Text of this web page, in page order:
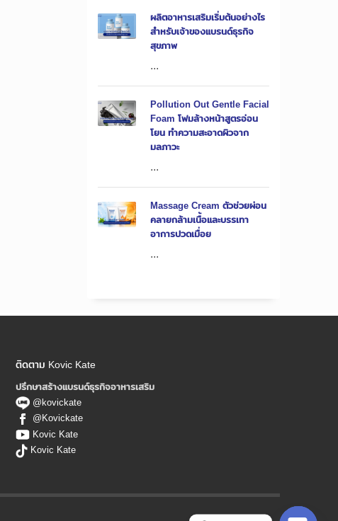
ผลิตอาหารเสริมเริ่มต้นอย่างไร
สำหรับเจ้าของแบรนด์ธุรกิจ
สุขภาพ
...
Pollution Out Gentle Facial
Foam โฟมล้างหน้าสูตรอ่อน
โยน ทำความสะอาดผิวจาก
มลภาวะ
...
Massage Cream ตัวช่วยผ่อน
คลายกล้ามเนื้อและบรรเทา
อาการปวดเมื่อย
...
ติดตาม Kovic Kate
ปรึกษาสร้างแบรนด์ธุรกิจอาหารเสริม
@kovickate
@Kovickate
Kovic Kate
Kovic Kate